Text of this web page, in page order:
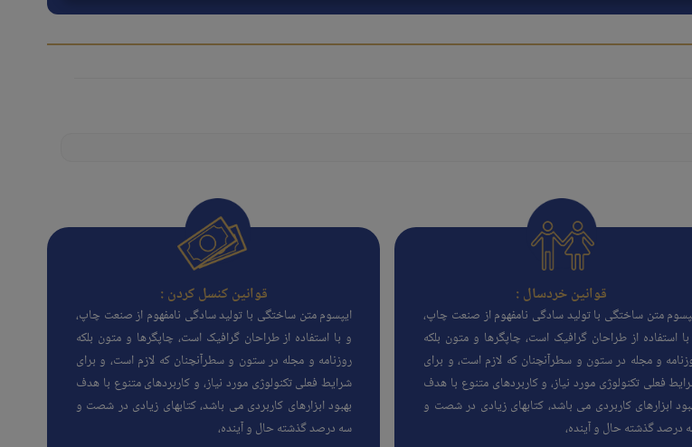
قوانین خردسال :
متن ساختگی با تولید سادگی نامفهوم از صنعت چاپ،
استفاده از طراحان گرافیک است، چاپگرها و متون بلکه
و مجله در ستون و سطرآنچنان که لازم است، و برای
فعلی تکنولوژی مورد نیاز، و کاربردهای متنوع با هدف
ابزارهای کاربردی می باشد، کتابهای زیادی در شصت و
درصد گذشته حال و آینده،
قوانین کنسل کردن :
ایپسوم متن ساختگی با تولید سادگی نامفهوم از صنعت چاپ،
و با استفاده از طراحان گرافیک است، چاپگرها و متون بلکه
روزنامه و مجله در ستون و سطرآنچنان که لازم است، و برای
شرایط فعلی تکنولوژی مورد نیاز، و کاربردهای متنوع با هدف
بهبود ابزارهای کاربردی می باشد، کتابهای زیادی در شصت و
سه درصد گذشته حال و آینده،